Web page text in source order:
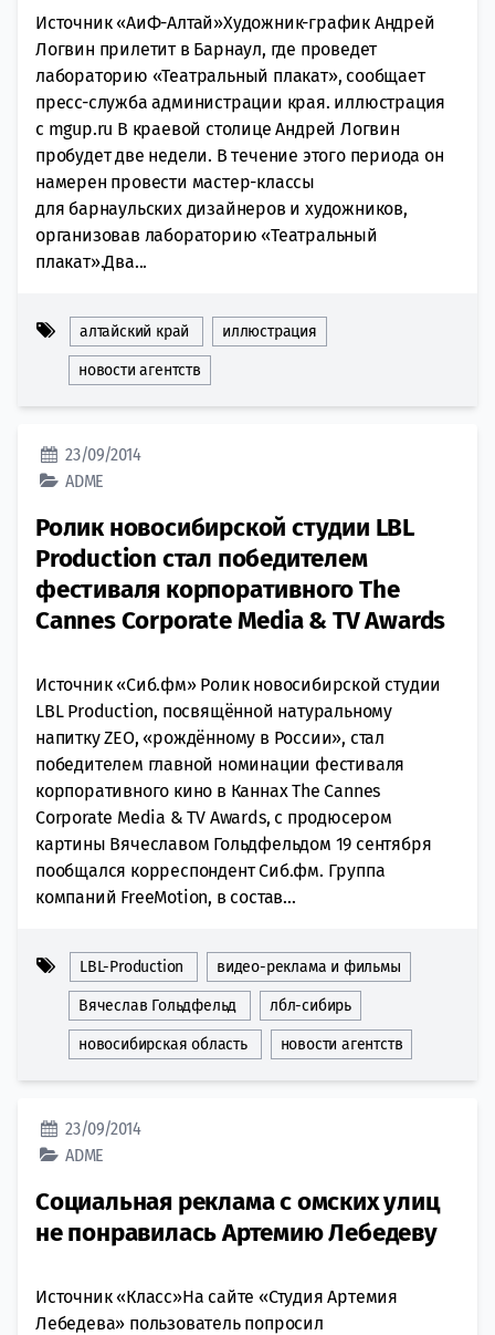
Источник «АиФ-Алтай»Художник-график Андрей
Логвин прилетит в Барнаул, где проведет
лабораторию «Театральный плакат», сообщает
пресс-служба администрации края. иллюстрация
с mgup.ru В краевой столице Андрей Логвин
пробудет две недели. В течение этого периода он
намерен провести мастер-классы
для барнаульских дизайнеров и художников,
организовав лабораторию «Театральный
плакат».Два...
алтайский край иллюстрация
новости агентств
23/09/2014
ADME
Ролик новосибирской студии LBL
Production стал победителем
фестиваля корпоративного The
Cannes Corporate Media & TV Awards
Источник «Сиб.фм» Ролик новосибирской студии
LBL Production, посвящённой натуральному
напитку ZEO, «рождённому в России», стал
победителем главной номинации фестиваля
корпоративного кино в Каннах The Cannes
Corporate Media & TV Awards, с продюсером
картины Вячеславом Гольдфельдом 19 сентября
пообщался корреспондент Сиб.фм. Группа
компаний FreeMotion, в состав...
LBL-Production видео-реклама и фильмы
Вячеслав Гольдфельд лбл-сибирь
новосибирская область новости агентств
23/09/2014
ADME
Социальная реклама с омских улиц
не понравилась Артемию Лебедеву
Источник «Класс»На сайте «Студия Артемия
Лебедева» пользователь попросил